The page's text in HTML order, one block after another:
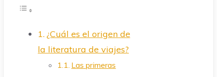
¿Cuál es el origen de
la literatura de viajes?
Las primeras